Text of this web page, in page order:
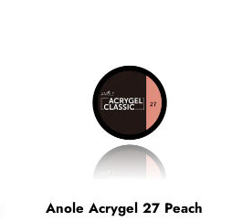
Anole Acrygel 27 Peach